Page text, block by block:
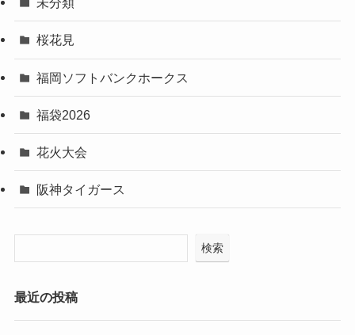
桜花見
福岡ソフトバンクホークス
福袋2026
花火大会
阪神タイガース
検索
最近の投稿